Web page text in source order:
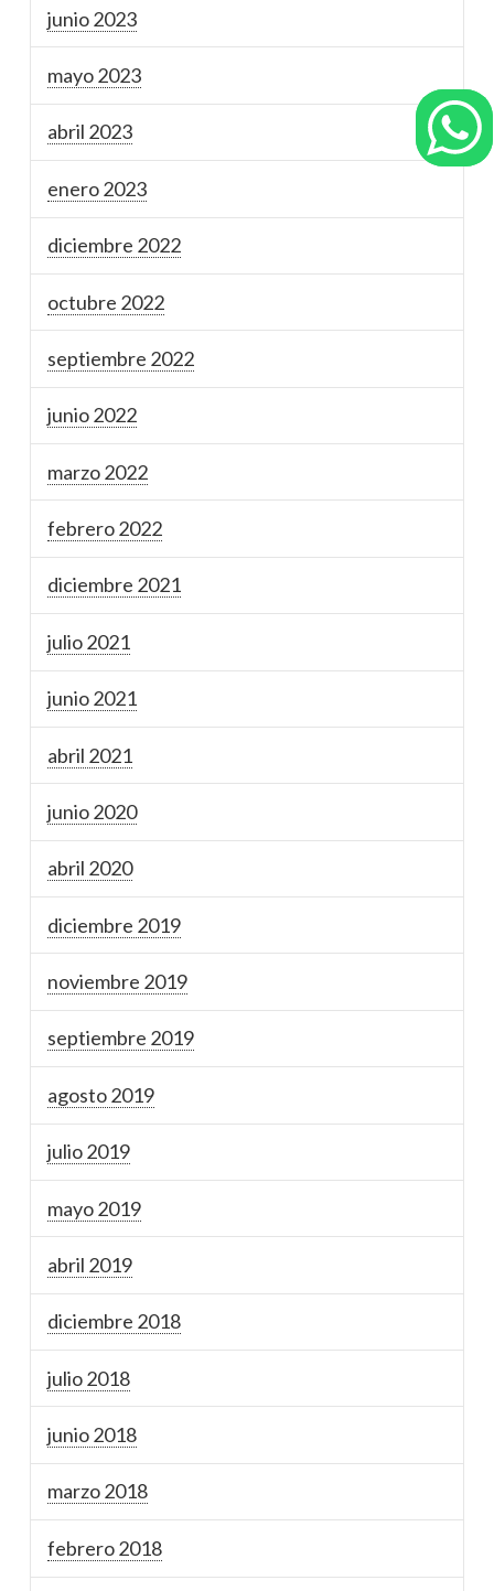
junio 2023
mayo 2023
abril 2023
enero 2023
diciembre 2022
octubre 2022
septiembre 2022
junio 2022
marzo 2022
febrero 2022
diciembre 2021
julio 2021
junio 2021
abril 2021
junio 2020
abril 2020
diciembre 2019
noviembre 2019
septiembre 2019
agosto 2019
julio 2019
mayo 2019
abril 2019
diciembre 2018
julio 2018
junio 2018
marzo 2018
febrero 2018